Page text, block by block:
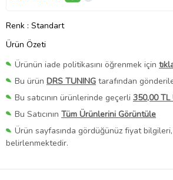
Renk : Standart
Ürün Özeti
Ürünün iade politikasını öğrenmek için
Bu ürün DRS TUNING tarafından
Bu satıcının ürünlerinde geçerli 350,00 TL
Bu Satıcının Tüm Ürünlerini Görüntüle
Ürün sayfasında gördüğünüz fiyat bilgileri,
belirlenmektedir.